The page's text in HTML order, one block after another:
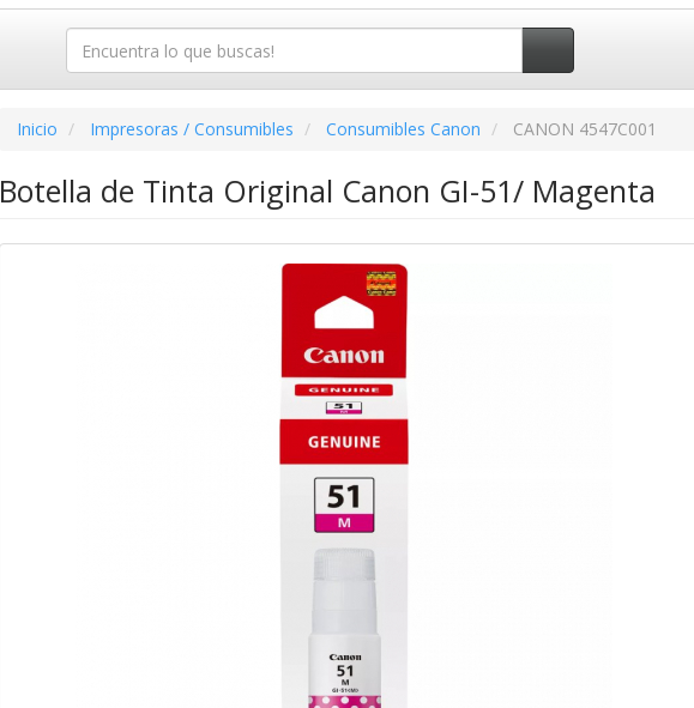
Inicio Impresoras / Consumibles Consumibles Canon CANON 4547C001
Botella de Tinta Original Canon GI-51/ Magenta